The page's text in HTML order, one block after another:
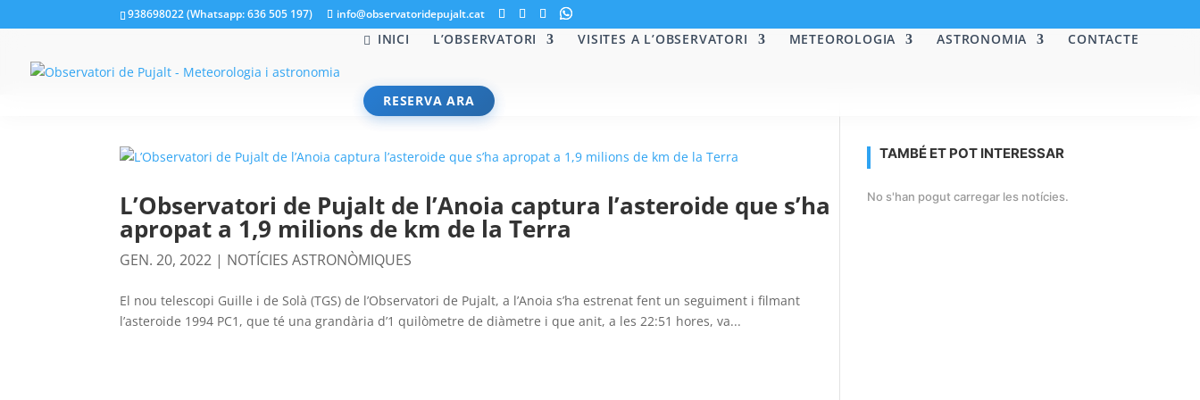
938698022 (Whatsapp: 636 505 197) info@observatoridepujalt.cat
INICI L’OBSERVATORI VISITES A L’OBSERVATORI METEOROLOGIA ASTRONOMIA CONTACTE
RESERVA ARA
L’Observatori de Pujalt de l’Anoia captura l’asteroide que s’ha
apropat a 1,9 milions de km de la Terra
GEN. 20, 2022 | NOTÍCIES ASTRONÒMIQUES
El nou telescopi Guille i de Solà (TGS) de l’Observatori de Pujalt, a l’Anoia s’ha estrenat fent un seguiment i filmant
l’asteroide 1994 PC1, que té una grandària d’1 quilòmetre de diàmetre i que anit, a les 22:51 hores, va...
TAMBÉ ET POT INTERESSAR
No s'han pogut carregar les notícies.